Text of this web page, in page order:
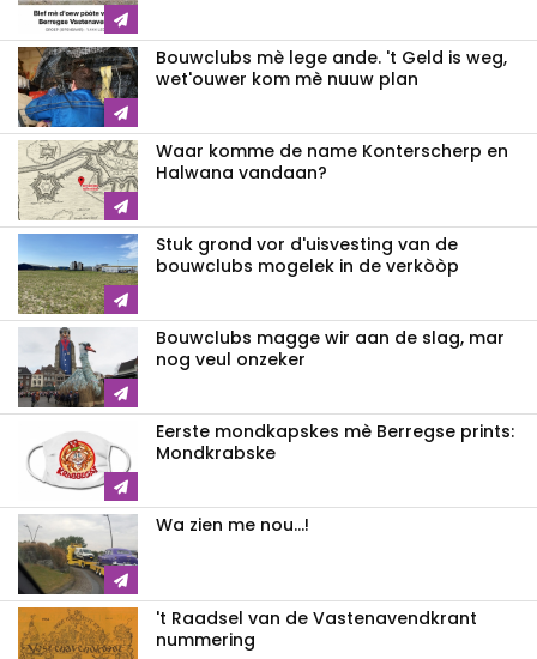
Bouwclubs mè lege ande. 't Geld is weg,
wet'ouwer kom mè nuuw plan
Waar komme de name Konterscherp en
Halwana vandaan?
Stuk grond vor d'uisvesting van de
bouwclubs mogelek in de verkòòp
Bouwclubs magge wir aan de slag, mar
nog veul onzeker
Eerste mondkapskes mè Berregse prints:
Mondkrabske
Wa zien me nou...!
't Raadsel van de Vastenavendkrant
nummering